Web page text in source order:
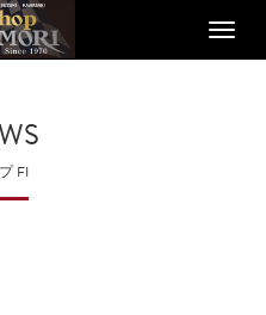
Toggle
FI